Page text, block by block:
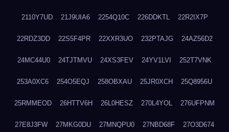
2110Y7UD 21J9UIA6 2254Q10C 226DDKTL 22R2IX7P
22RDZ3DD 22S5F4PR 22XXR3UO 232PTAJG 24AZ56D2
24MC44U0 24TJTMVU 24XS3FEV 24YV1LVI 252T7VNK
253A0XC6 254O5EQJ 258OBXAU 25JR0XCH 25Q8956U
25RMMEOD 26HTTV6H 26L0HESZ 270L4YOL 276UFPNM
27E8J3FW 27MKG0DU 27MNQPU0 27NBD68F 27O3D674